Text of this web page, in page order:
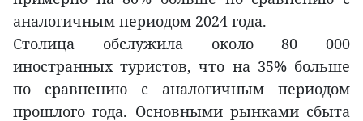
аналогичным периодом 2024 года.
Столица обслужила около 80 000
иностранных туристов, что на 35% больше
по сравнению с аналогичным периодом
прошлого года. Основными рынками сбыта